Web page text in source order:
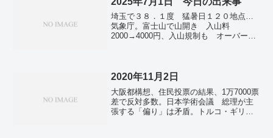
1000人超の「排除」も示唆。米、極右元
指導者ら続々出所 ２１年議会襲撃事
件、恩赦や減刑。ソフトバンクなど日米3
社、米AI事業に78兆円投資へ 今後4年
挙の夏。イチロー氏、日本人初の米野球
殿堂入り！ 満票まで“1票”届かず得票率
99.7％。リニアトンネル上の市道3センチ
超沈下 掘削工事で地山に緩みか。医療
機関の倒産廃業、７８６件 ２４年、過
埼玉で３８．１度 猛暑日１２０地点…
気象庁。富士山で山開き 入山料
2000→4000円、入山規制も オーバーツ
発生。
2020年11月2日
大阪都構想、住民投票の結果、1万7000票
差で反対多数。日本学術会議 総理が主
張する「偏り」は矛盾。トルコ・ギリシ